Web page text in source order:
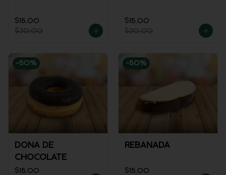
$15.00
$30.00
$15.00
$30.00
-50%
DONA DE
CHOCOLATE
$15.00
-50%
REBANADA
$15.00